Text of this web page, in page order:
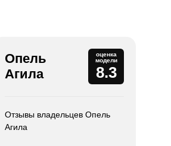
Опель
Агила
оценка
модели
8.3
Отзывы владельцев Опель
Агила